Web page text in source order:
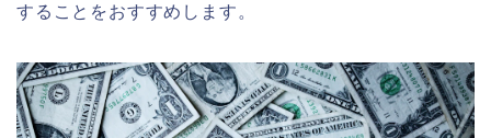
することをおすすめします。